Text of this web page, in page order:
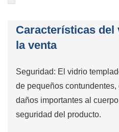
Características del
la venta
Seguridad: El vidrio
de pequeños
daños importantes al
seguridad del producto.